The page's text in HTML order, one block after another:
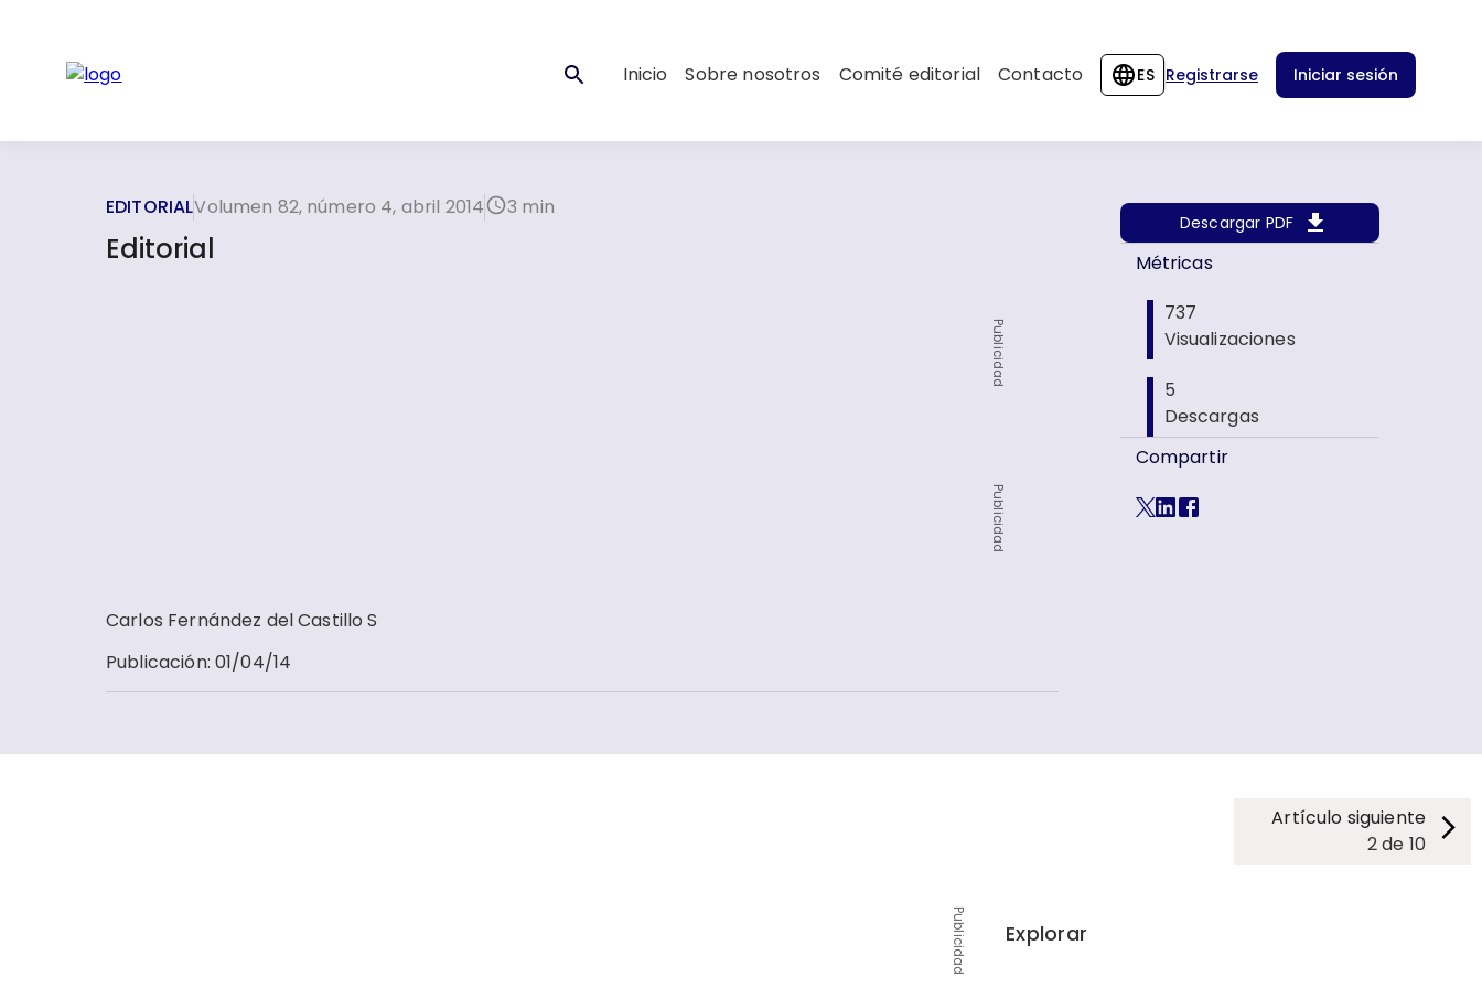
Inicio Sobre nosotros Comité editorial Contacto ES Registrarse Iniciar sesión
EDITORIALVolumen 82, número 4, abril 2014 3 min
Editorial
Publicidad
Publicidad
Carlos Fernández del Castillo S
Publicación: 01/04/14
Descargar PDF
Métricas
737
Visualizaciones
5
Descargas
Compartir
Artículo siguiente
2de 10
Publicidad Explorar